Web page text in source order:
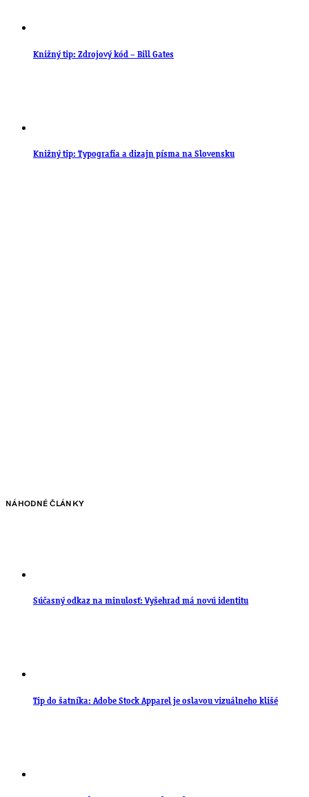
Knižný tip: Zdrojový kód – Bill Gates
Knižný tip: Typografia a dizajn písma na Slovensku
NÁHODNÉ ČLÁNKY
Súčasný odkaz na minulosť: Vyšehrad má novú identitu
Tip do šatníka: Adobe Stock Apparel je oslavou vizuálneho klišé